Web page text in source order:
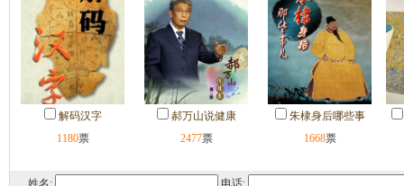
解码汉字
1180票
郝万山说健康
2477票
朱棣身后哪些事
1668票
姓名 : 电话: